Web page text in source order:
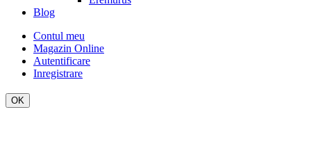
Blog
Contul meu
Magazin Online
Autentificare
Inregistrare
OK